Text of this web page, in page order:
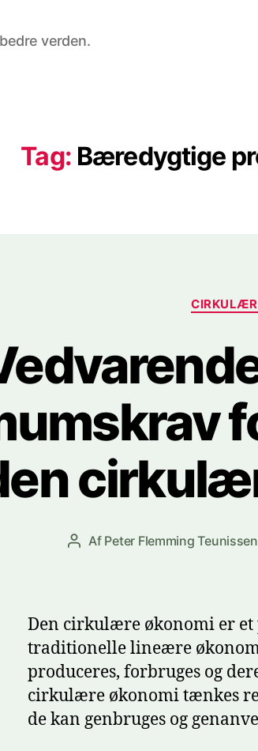
verden.
Tag: Bæredygtige
Indlægsforfatter
Af Peter Flemming
Den cirkulære økonomi er
traditionelle lineære
produceres, forbruges og
cirkulære økonomi tænkes
de kan genbruges og